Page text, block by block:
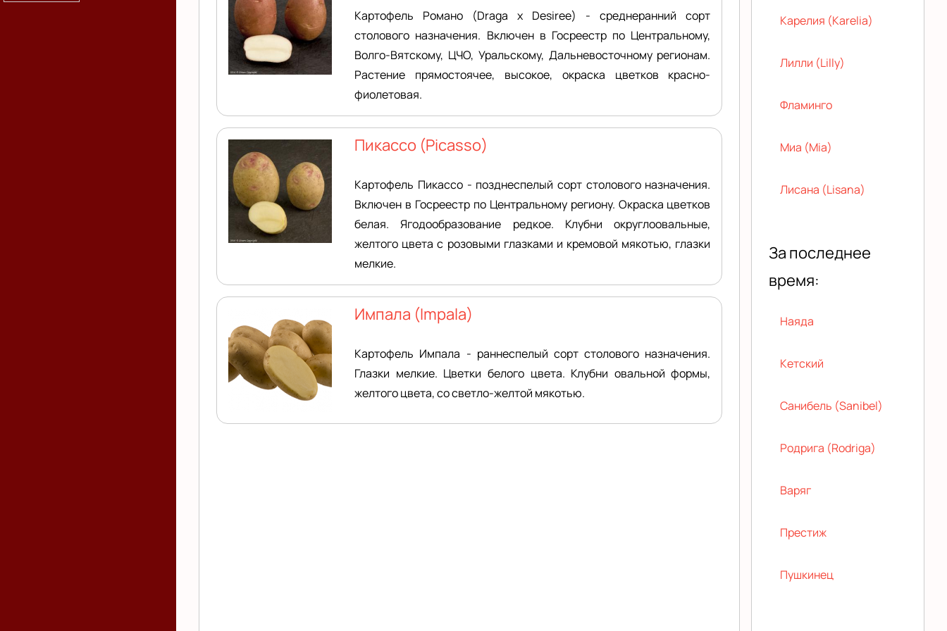
Картофель Романо (Draga x Desiree) - среднеранний сорт
столового назначения. Включен в Госреестр по Центральному,
Волго-Вятскому, ЦЧО, Уральскому, Дальневосточному регионам.
Растение прямостоячее, высокое, окраска цветков красно-
фиолетовая.
Пикассо (Picasso)
Картофель Пикассо - позднеспелый сорт столового назначения.
Включен в Госреестр по Центральному региону. Окраска цветков
белая. Ягодообразование редкое. Клубни округлоовальные,
желтого цвета с розовыми глазками и кремовой мякотью, глазки
мелкие.
Импала (Impala)
Картофель Импала - раннеспелый сорт столового назначения.
Глазки мелкие. Цветки белого цвета. Клубни овальной формы,
желтого цвета, со светло-желтой мякотью.
Карелия (Karelia)
Лилли (Lilly)
Фламинго
Миа (Mia)
Лисана (Lisana)
За последнее
время:
Наяда
Кетский
Санибель (Sanibel)
Родрига (Rodriga)
Варяг
Престиж
Пушкинец